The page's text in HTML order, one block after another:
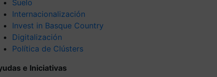
Suelo
Internacionalización
Invest in Basque Country
Digitalización
Política de Clústers
e Iniciativas